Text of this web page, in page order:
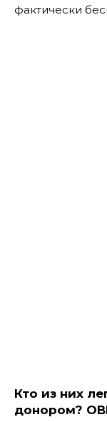
фактически
Кто из них
донором?